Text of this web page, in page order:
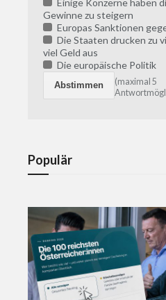
Einige Konzerne haben
Gewinne zu steigern
Europas Sanktionen
Die Staaten drucken zu
viel Geld aus
Die europäische Politik
(maximal 5
Populär